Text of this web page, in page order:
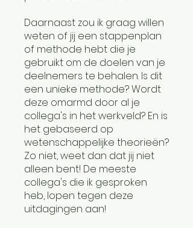
Daarnaast zou ik graag willen
weten of jij een stappenplan
of methode hebt die je
gebruikt om de doelen van je
deelnemers te behalen. Is dit
een unieke methode? Wordt
deze omarmd door al je
collega's in het werkveld? En is
het gebaseerd op
wetenschappelijke theorieën?
Zo niet, weet dan dat jij niet
alleen bent! De meeste
collega's die ik gesproken
heb, lopen tegen deze
uitdagingen aan!